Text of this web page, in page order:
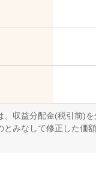
、収益分配金(税引前)
とみなして修正した価